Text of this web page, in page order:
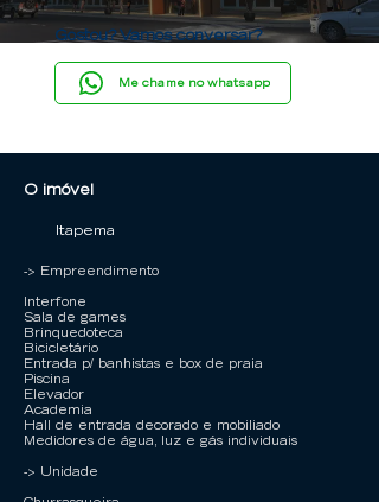
Gostou? Vamos conversar?
Me chame no whatsapp
O imóvel
Itapema
-> Empreendimento
Interfone
Sala de games
Brinquedoteca
Bicicletário
Entrada p/ banhistas e box de praia
Piscina
Elevador
Academia
Hall de entrada decorado e mobiliado
Medidores de água, luz e gás individuais
-> Unidade